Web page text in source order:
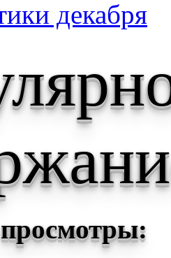
декабря